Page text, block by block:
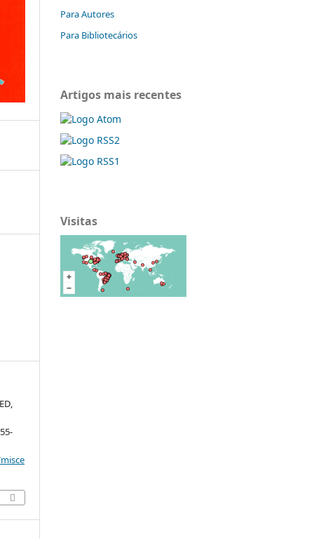
Para Autores
Para Bibliotecários
Artigos mais recentes
Visitas